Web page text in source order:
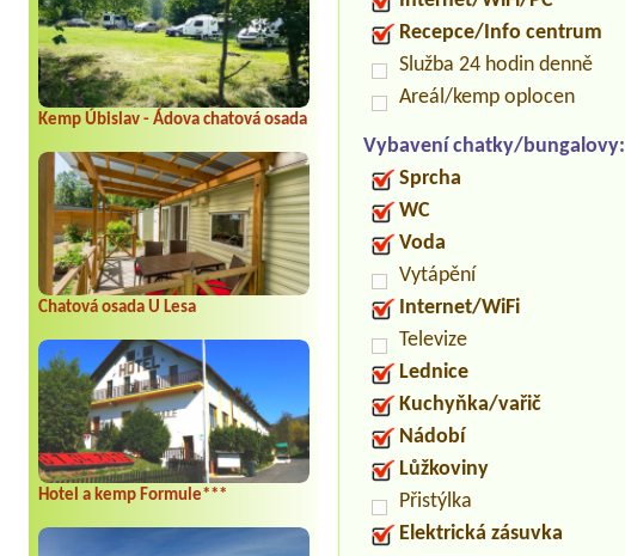
Kemp Úbislav - Ádova chatová osada
Chatová osada U Lesa
Hotel a kemp Formule***
Recepce/Info centrum
Služba 24 hodin denně
Areál/kemp oplocen
Vybavení chatky/bungalovy:
Sprcha
WC
Voda
Vytápění
Internet/WiFi
Televize
Lednice
Kuchyňka/vařič
Nádobí
Lůžkoviny
Přistýlka
Elektrická zásuvka